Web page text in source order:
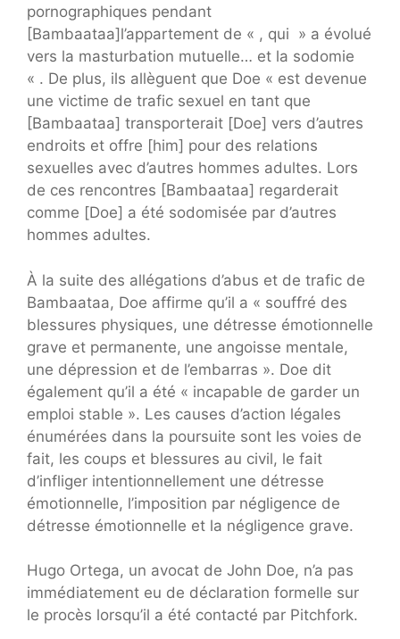
pornographiques pendant
[Bambaataa]l’appartement de « , qui » a évolué
vers la masturbation mutuelle… et la sodomie
« . De plus, ils allèguent que Doe « est devenue
une victime de trafic sexuel en tant que
[Bambaataa] transporterait [Doe] vers d’autres
endroits et offre [him] pour des relations
sexuelles avec d’autres hommes adultes. Lors
de ces rencontres [Bambaataa] regarderait
comme [Doe] a été sodomisée par d’autres
hommes adultes.
À la suite des allégations d’abus et de trafic de
Bambaataa, Doe affirme qu’il a « souffré des
blessures physiques, une détresse émotionnelle
grave et permanente, une angoisse mentale,
une dépression et de l’embarras ». Doe dit
également qu’il a été « incapable de garder un
emploi stable ». Les causes d’action légales
énumérées dans la poursuite sont les voies de
fait, les coups et blessures au civil, le fait
d’infliger intentionnellement une détresse
émotionnelle, l’imposition par négligence de
détresse émotionnelle et la négligence grave.
Hugo Ortega, un avocat de John Doe, n’a pas
immédiatement eu de déclaration formelle sur
le procès lorsqu’il a été contacté par Pitchfork.